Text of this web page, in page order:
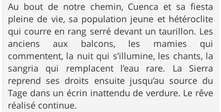
Au bout de notre chemin, Cuenca et sa fiesta
pleine de vie, sa population jeune et hétéroclite
qui courre en rang serré devant un taurillon. Les
anciens aux balcons, les mamies qui
commentent, la nuit qui s’illumine, les chants, la
sangria qui remplacent l’eau rare. La Sierra
reprend ses droits ensuite jusqu’au source du
Tage dans un écrin inattendu de verdure. Le rêve
réalisé continue.